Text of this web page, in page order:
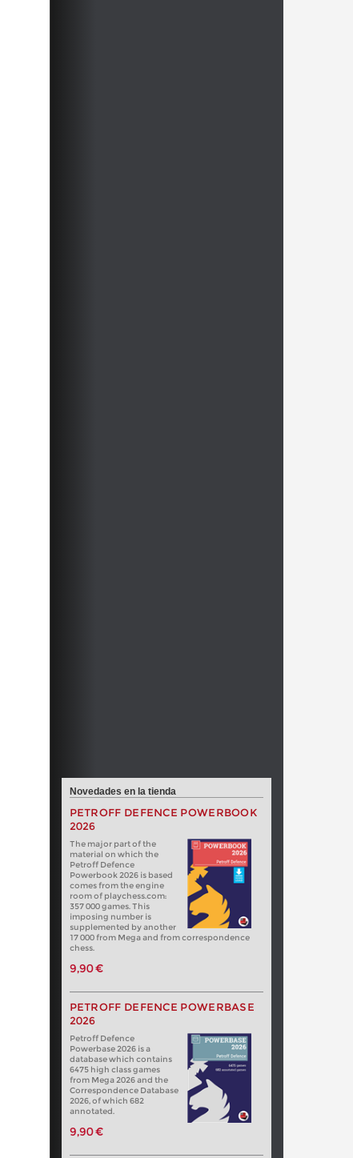
Novedades en la tienda
PETROFF DEFENCE POWERBOOK
2026
The major part of the
material on which the
Petroff Defence
Powerbook 2026 is based
comes from the engine
room of playchess.com:
357 000 games. This
imposing number is
supplemented by another
17 000 from Mega and from correspondence
chess.
9,90 €
PETROFF DEFENCE POWERBASE
2026
Petroff Defence
Powerbase 2026 is a
database which contains
6475 high class games
from Mega 2026 and the
Correspondence Database
2026, of which 682
annotated.
9,90 €